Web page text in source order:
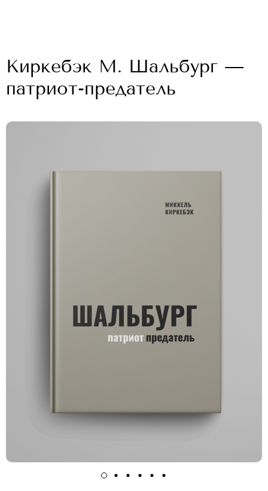
Киркебэк М. Шальбург —
патриот-предатель